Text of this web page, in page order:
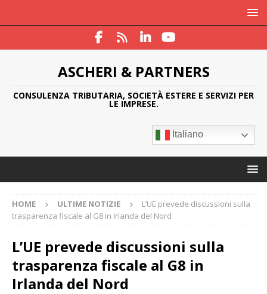
ASCHERI & PARTNERS
CONSULENZA TRIBUTARIA, SOCIETÀ ESTERE E SERVIZI PER
LE IMPRESE.
Italiano
HOME ULTIME NOTIZIE
L’UE prevede discussioni sulla
trasparenza fiscale al G8 in Irlanda del Nord
L’UE prevede discussioni sulla
trasparenza fiscale al G8 in
Irlanda del Nord